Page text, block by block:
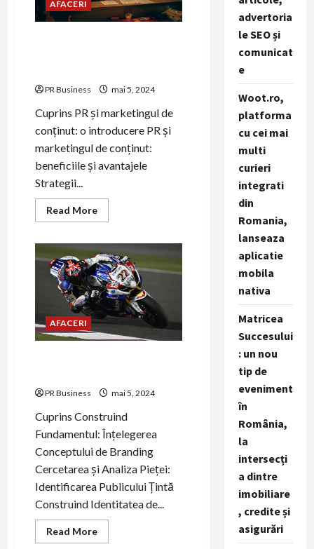
a
crește
AFACERI
PR Business mai 5, 2024
Cuprins PR și marketingul de
conținut: o introducere PR și
marketingul de conținut:
beneficiile și avantajele
Strategii...
Read MoreRead
more
și
marketingul
de
conținut:
cheia
succesului
în
era
digitală
AFACERI
PR Business mai 5, 2024
Cuprins Construind
Fundamentul: Înțelegerea
Conceptului de Branding
Cercetarea și Analiza Pieței:
Identificarea Publicului Țintă
Construind Identitatea de...
Read MoreRead
more
advertoria
le SEO și
comunicat
e
Woot.ro,
platforma
cu cei mai
multi
curieri
integrati
din
Romania,
lanseaza
aplicatie
mobila
nativa
Matricea
Succesului
: un nou
tip de
eveniment
în
România,
la
intersecți
a dintre
imobiliare
, credite și
asigurări